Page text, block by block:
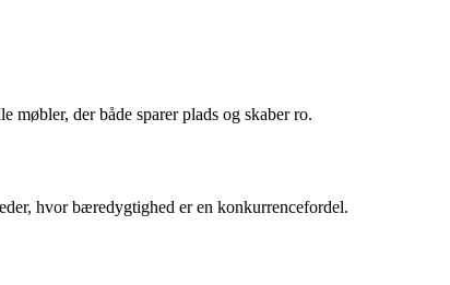
der både sparer plads og skaber ro.
hvor bæredygtighed er en konkurrencefordel.